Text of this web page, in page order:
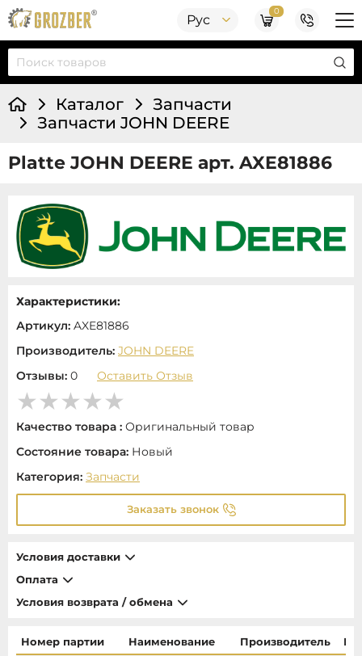
Рус
0
Каталог
Запчасти
Запчасти JOHN DEERE
Platte JOHN DEERE арт. AXE81886
Характеристики:
Артикул: AXE81886
Производитель: JOHN DEERE
Отзывы: 0 Оставить Отзыв
Качество товара : Оригинальный товар
Состояние товара: Новый
Категория: Запчасти
Заказать звонок
Условия доставки
Оплата
Условия возврата / обмена
Номер партии Наименование Производитель